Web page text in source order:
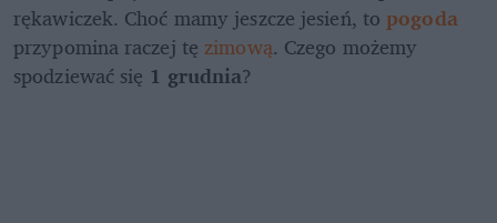
rękawiczek. Choć mamy jeszcze jesień, to pogoda
przypomina raczej tę zimową. Czego możemy
spodziewać się 1 grudnia?